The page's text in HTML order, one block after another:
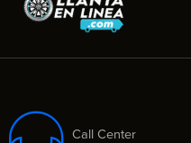
Call Center